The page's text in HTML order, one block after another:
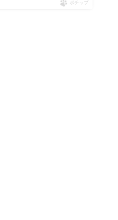
ポチップ